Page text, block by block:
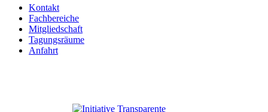
Kontakt
Fachbereiche
Mitgliedschaft
Tagungsräume
Anfahrt